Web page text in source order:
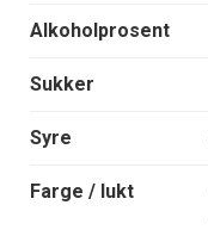
Alkoholprosent
Sukker
Syre
Farge / lukt